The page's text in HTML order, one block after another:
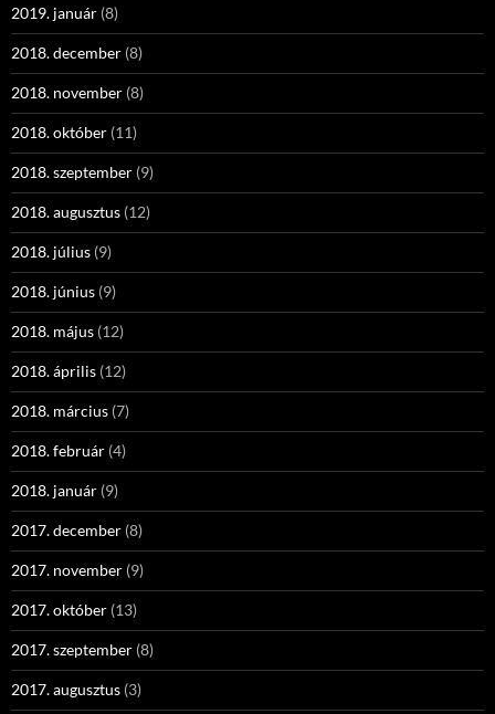
2019. január (8)
2018. december (8)
2018. november (8)
2018. október (11)
2018. szeptember (9)
2018. augusztus (12)
2018. július (9)
2018. június (9)
2018. május (12)
2018. április (12)
2018. március (7)
2018. február (4)
2018. január (9)
2017. december (8)
2017. november (9)
2017. október (13)
2017. szeptember (8)
2017. augusztus (3)